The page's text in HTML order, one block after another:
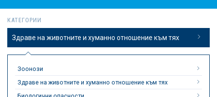
КАТЕГОРИИ
Здраве на животните и хуманно отношение към тях
Зоонози
Здраве на животните и хуманно отношение към тях